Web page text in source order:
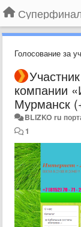
Голосование за
компании
Мурманск
BLIZKO ru
1